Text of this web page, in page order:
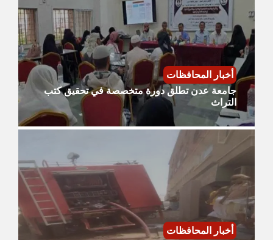
أخبار المحافظات
جامعة عدن تطلق دورة متخصصة في تحقيق كتب
التراث
أخبار المحافظات